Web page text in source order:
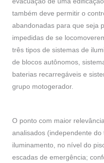
também deve permitir o
abandonadas para que seja
impedidas de se
três tipos de sistemas de
de blocos autônomos,
baterias recarregáveis e
grupo motogerador.
O ponto com maior
analisados (independente do
iluminamento, no nível do
escadas de emergência;